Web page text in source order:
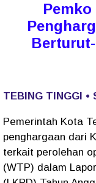
TEBING TINGGI •
Pemerintah Kota
penghargaan dari
terkait perolehan
(WTP) dalam